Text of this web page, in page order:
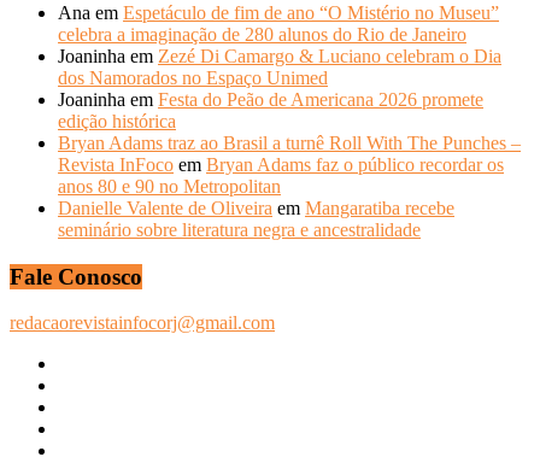
Ana em Espetáculo de fim de ano “O Mistério no Museu”
celebra a imaginação de 280 alunos do Rio de Janeiro
Joaninha em Zezé Di Camargo & Luciano celebram o Dia
dos Namorados no Espaço Unimed
Joaninha em Festa do Peão de Americana 2026 promete
edição histórica
Bryan Adams traz ao Brasil a turnê Roll With The Punches –
Revista InFoco em Bryan Adams faz o público recordar os
anos 80 e 90 no Metropolitan
Danielle Valente de Oliveira em Mangaratiba recebe
seminário sobre literatura negra e ancestralidade
Fale Conosco
redacaorevistainfocorj@gmail.com